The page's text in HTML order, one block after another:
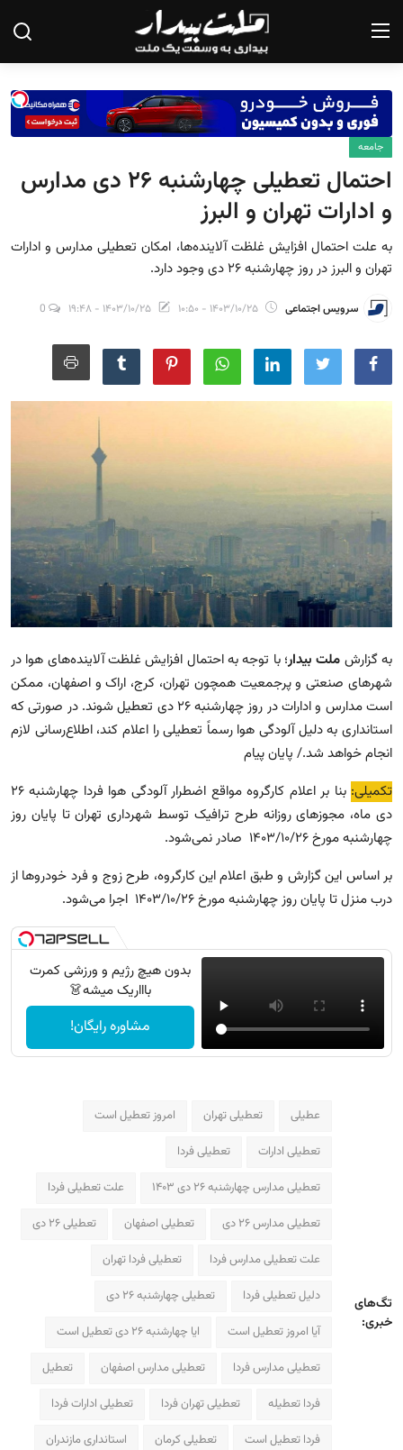
صفحه نخست
درباره ما
تماس با ما
گزارش
تحلیل
سیاست
جامعه
عکس
فیلم
فارسی
جامعه
احتمال تعطیلی چهارشنبه ۲۶ دی مدارس
و ادارات تهران و البرز
به علت احتمال افزایش غلظت آلاینده‌ها، امکان تعطیلی مدارس و ادارات
تهران و البرز در روز چهارشنبه ۲۶ دی وجود دارد.
سرویس اجتماعی ۱۴۰۳/۱۰/۲۵ - ۱۰:۵۰ ۱۴۰۳/۱۰/۲۵ - ۱۹:۴۸
به گزارش ملت بیدار؛ با توجه به احتمال افزایش غلظت آلاینده‌های هوا در
شهرهای صنعتی و پرجمعیت همچون تهران، کرج، اراک و اصفهان، ممکن
است مدارس و ادارات در روز چهارشنبه ۲۶ دی تعطیل شوند. در صورتی که
استانداری به دلیل آلودگی هوا رسماً تعطیلی را اعلام کند، اطلاع‌رسانی لازم
انجام خواهد شد./ پایان پیام
تکمیلی:
بنا بر اعلام کارگروه مواقع اضطرار آلودگی هوا فردا چهارشنبه ۲۶
دی ماه، مجوزهای روزانه طرح ترافیک توسط شهرداری تهران تا پایان روز
چهارشنبه مورخ ۲۶/‏۱۰/‏۱۴۰۳ صادر نمی‌شود.⁣
بر اساس این گزارش و طبق اعلام این کارگروه، طرح زوج و فرد خودرو‌ها از
درب منزل تا پایان روز چهارشنبه مورخ ۲۶/‏۱۰/‏۱۴۰۳ اجرا می‌شود.
بدون هیچ رژیم و ورزشی کمرت
باااریک میشه👗
مشاوره رایگان!
تگ‌های
خبری:
عطیلی تعطیلی تهران
امروز تعطیل است
تعطیلی ادارات
تعطیلی فردا
تعطیلی مدارس چهارشنبه ۲۶ دی ۱۴۰۳
علت تعطیلی فردا
تعطیلی مدارس ۲۶ دی
تعطیلی اصفهان
تعطیلی ۲۶ دی
علت تعطیلی مدارس فردا
تعطیلی فردا تهران
دلیل تعطیلی فردا
تعطیلی چهارشنبه ۲۶ دی
آیا امروز تعطیل است
ایا چهارشنبه ۲۶ دی تعطیل است
تعطیلی مدارس فردا
تعطیلی مدارس اصفهان
تعطیل
فردا تعطیله
تعطیلی تهران فردا
تعطیلی ادارات فردا
فردا تعطیل است
تعطیلی کرمان
استانداری مازندران